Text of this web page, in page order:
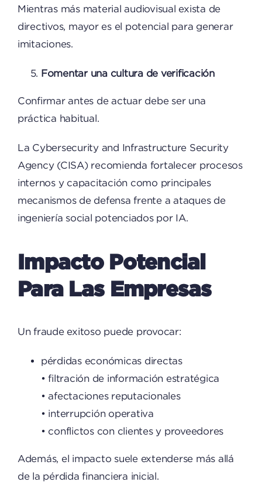
Mientras más material audiovisual exista de
directivos, mayor es el potencial para generar
imitaciones.
Fomentar una cultura de verificación
Confirmar antes de actuar debe ser una
práctica habitual.
La Cybersecurity and Infrastructure Security
Agency (CISA) recomienda fortalecer procesos
internos y capacitación como principales
mecanismos de defensa frente a ataques de
ingeniería social potenciados por IA.
Impacto Potencial
Para Las Empresas
Un fraude exitoso puede provocar:
pérdidas económicas directas
• filtración de información estratégica
• afectaciones reputacionales
• interrupción operativa
• conflictos con clientes y proveedores
Además, el impacto suele extenderse más allá
de la pérdida financiera inicial.